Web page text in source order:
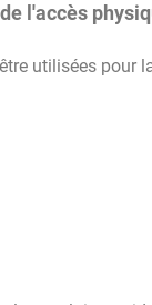
l'accès
utilisées pour